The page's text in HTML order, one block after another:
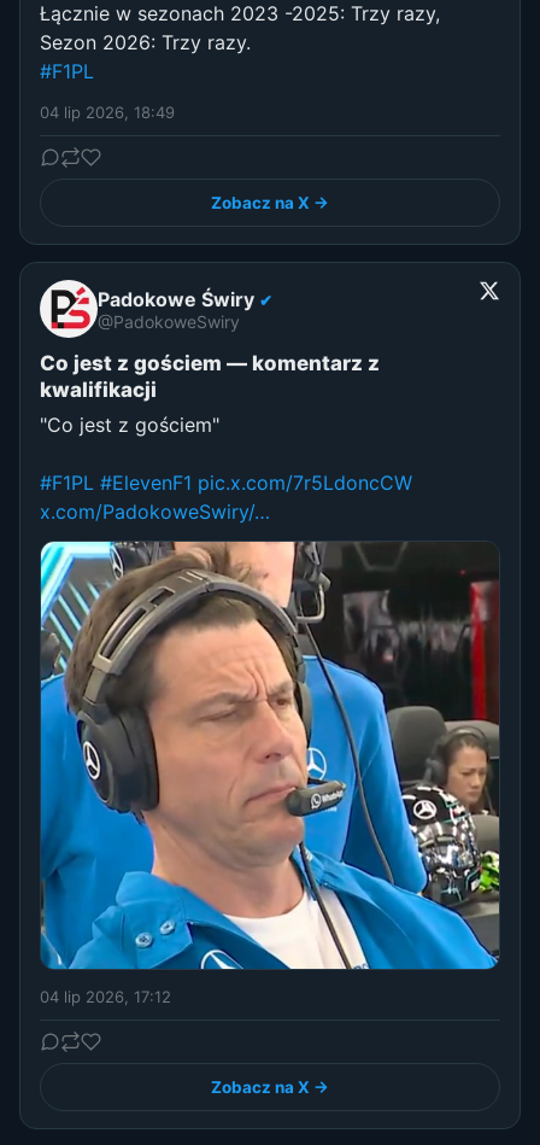
Łącznie w sezonach 2023 -2025: Trzy razy,
Sezon 2026: Trzy razy.
#F1PL
04 lip 2026, 18:49
Zobacz na X →
Padokowe Świry ✔
@PadokoweSwiry
Co jest z gościem — komentarz z
kwalifikacji
"Co jest z gościem"
#F1PL #ElevenF1 pic.x.com/7r5LdoncCW
x.com/PadokoweSwiry/…
04 lip 2026, 17:12
Zobacz na X →